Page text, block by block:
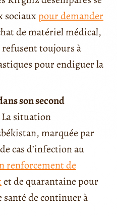
sociauxpour demander
de matériel médical,
refusent toujours à
pour endiguer la
son second
La situation
marquée par
cas d’infection au
renforcement de
et de quarantaine pour
de continuer à